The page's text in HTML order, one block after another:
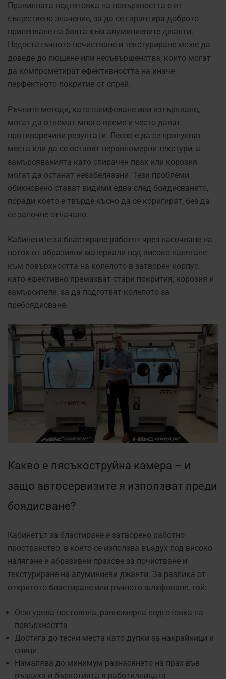
Правилната подготовка на повърхността е от
съществено значение, за да се гарантира доброто
прилепване на боята към алуминиевите джанти.
Недостатъчното почистване и текстуриране може да
доведе до лющене или несъвършенства, които могат
да компрометират ефективността на иначе
перфектното покритие от спрей.
Ръчните методи, като шлифоване или изтъркване,
могат да отнемат много време и често дават
противоречиви резултати. Лесно е да се пропуснат
места или да се оставят неравномерни текстури, а
замърсяванията като спирачен прах или корозия
могат да останат незабелязани. Тези проблеми
обикновено стават видими едва след боядисването,
поради което е твърде късно да се коригират, без да
се започне отначало.
Кабинетите за бластиране работят чрез насочване на
поток от абразивни материали под високо налягане
към повърхността на колелото в затворен корпус,
като ефективно премахват стари покрития, корозия и
замърсители, за да подготвят колелото за
пребоядисване.
Какво е пясъкоструйна камера – и
защо автосервизите я използват преди
боядисване?
Кабинетът за бластиране е затворено работно
пространство, в което се използва въздух под високо
налягане и абразивни прахове за почистване и
текстуриране на алуминиеви джанти. За разлика от
откритото бластиране или ръчното шлифоване, той:
Осигурява постоянна, равномерна подготовка на
повърхността
Достига до тесни места като дупки за накрайници и
спици
Намалява до минимум разнасянето на прах във
въздуха и бъркотията в работилницата